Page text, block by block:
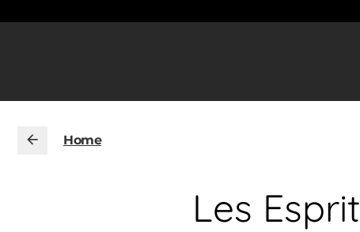
Home
Les